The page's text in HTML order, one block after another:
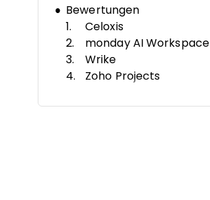
Bewertungen
Celoxis
monday AI Workspace
Wrike
Zoho Projects
Plaky